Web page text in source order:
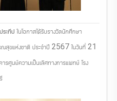
ะทีป ในโอกาสได้รับรางวัลนักศึกษา
ณสุขแห่งชาติ ประจำปี 2567 ในวันที่ 21
นย์ความเป็นเลิศทางการแพทย์ โรง